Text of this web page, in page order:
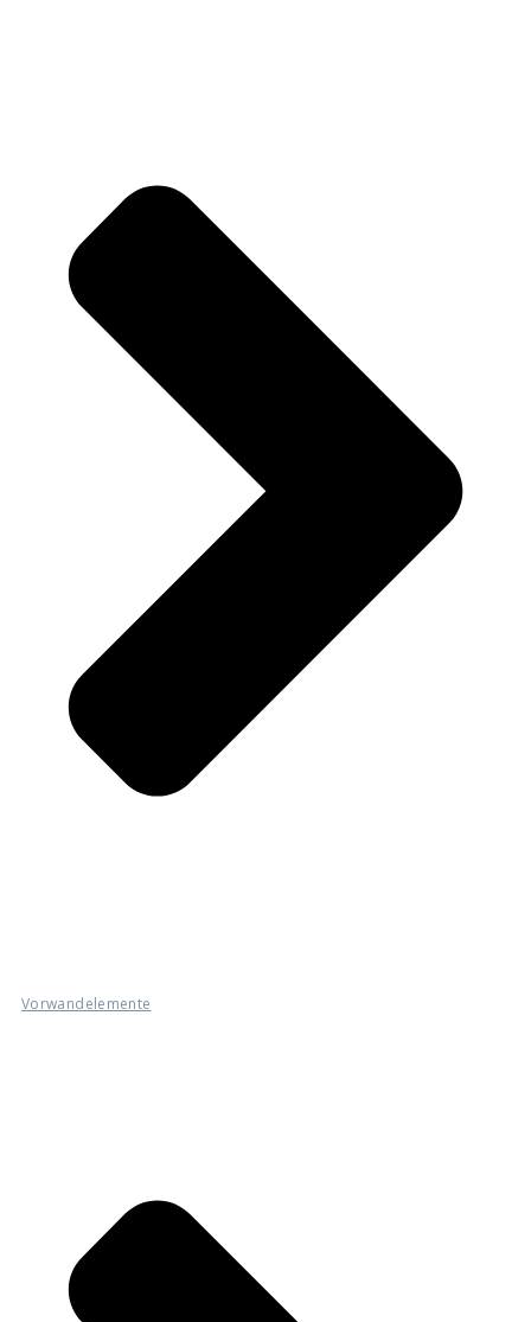
Vorwandelemente